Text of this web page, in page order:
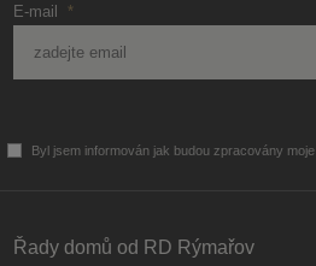
E-mail *
Byl jsem informován jak budou zpracovány moje
odeslat.
Řady domů od RD Rýmařov